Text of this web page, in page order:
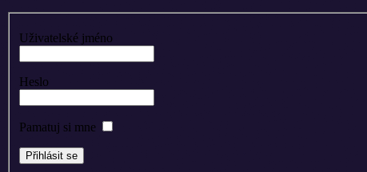
Uživatelské jméno
Heslo
Pamatuj si mne